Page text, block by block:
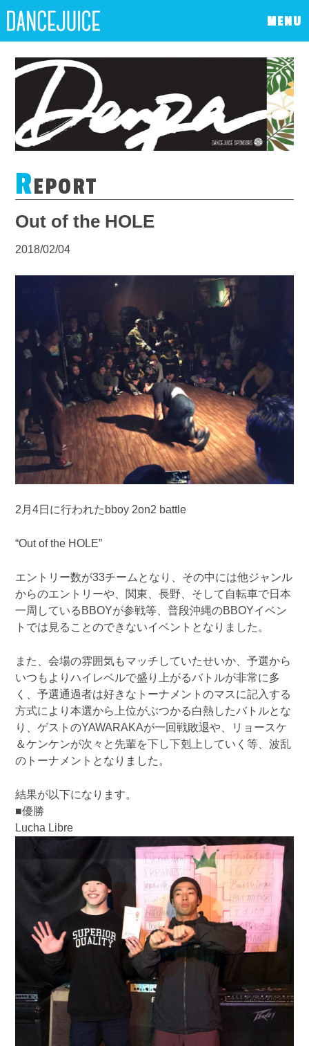
MENU
REPORT
Out of the HOLE
2018/02/04
2月4日に行われたbboy 2on2 battle
“Out of the HOLE”
エントリー数が33チームとなり、その中には他ジャンル
からのエントリーや、関東、長野、そして自転車で日本
一周しているBBOYが参戦等、普段沖縄のBBOYイベン
トでは見ることのできないイベントとなりました。
また、会場の雰囲気もマッチしていたせいか、予選から
いつもよりハイレベルで盛り上がるバトルが非常に多
く、予選通過者は好きなトーナメントのマスに記入する
方式により本選から上位がぶつかる白熱したバトルとな
り、ゲストのYAWARAKAが一回戦敗退や、リョースケ
＆ケンケンが次々と先輩を下し下剋上していく等、波乱
のトーナメントとなりました。
結果が以下になります。
■優勝
Lucha Libre